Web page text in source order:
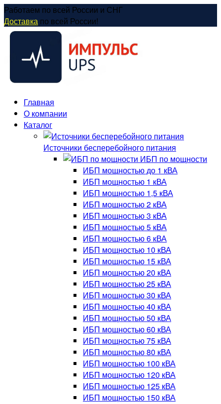
Перейти
к
содержанию
Работаем по всей России и СНГ
Доставка по всей России!
Главная
О компании
Каталог
Источники бесперебойного питания
ИБП по мощности
ИБП мощностью до 1 кВА
ИБП мощностью 1 кВА
ИБП мощностью 1,5 кВА
ИБП мощностью 2 кВА
ИБП мощностью 3 кВА
ИБП мощностью 5 кВА
ИБП мощностью 6 кВА
ИБП мощностью 10 кВА
ИБП мощностью 15 кВА
ИБП мощностью 20 кВА
ИБП мощностью 25 кВА
ИБП мощностью 30 кВА
ИБП мощностью 40 кВА
ИБП мощностью 50 кВА
ИБП мощностью 60 кВА
ИБП мощностью 75 кВА
ИБП мощностью 80 кВА
ИБП мощностью 100 кВА
ИБП мощностью 120 кВА
ИБП мощностью 125 кВА
ИБП мощностью 150 кВА